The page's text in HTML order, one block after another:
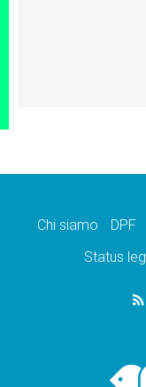
Chi siamo DPF
Status